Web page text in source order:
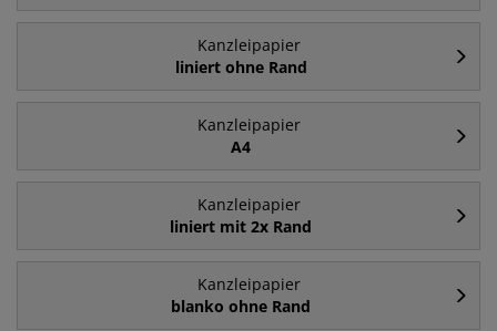
Kanzleipapier
liniert ohne Rand
Kanzleipapier
A4
Kanzleipapier
liniert mit 2x Rand
Kanzleipapier
blanko ohne Rand